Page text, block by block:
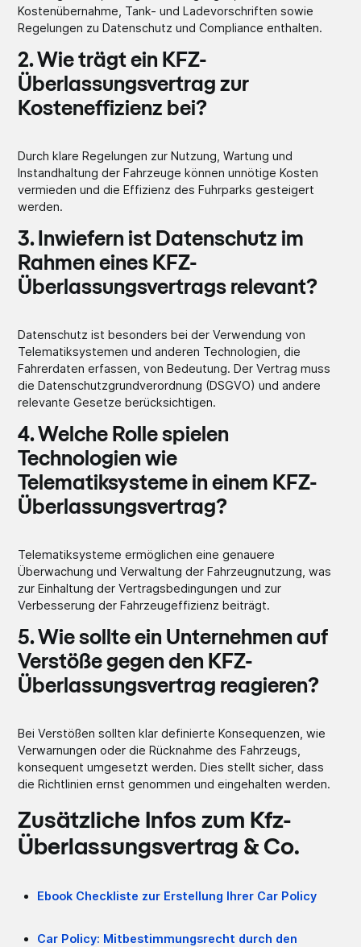
Kostenübernahme, Tank- und Ladevorschriften sowie
Regelungen zu Datenschutz und Compliance enthalten.
2. Wie trägt ein KFZ-
Überlassungsvertrag zur
Kosteneffizienz bei?
Durch klare Regelungen zur Nutzung, Wartung und
Instandhaltung der Fahrzeuge können unnötige Kosten
vermieden und die Effizienz des Fuhrparks gesteigert
werden.
3. Inwiefern ist Datenschutz im
Rahmen eines KFZ-
Überlassungsvertrags relevant?
Datenschutz ist besonders bei der Verwendung von
Telematiksystemen und anderen Technologien, die
Fahrerdaten erfassen, von Bedeutung. Der Vertrag muss
die Datenschutzgrundverordnung (DSGVO) und andere
relevante Gesetze berücksichtigen.
4. Welche Rolle spielen
Technologien wie
Telematiksysteme in einem KFZ-
Überlassungsvertrag?
Telematiksysteme ermöglichen eine genauere
Überwachung und Verwaltung der Fahrzeugnutzung, was
zur Einhaltung der Vertragsbedingungen und zur
Verbesserung der Fahrzeugeffizienz beiträgt.
5. Wie sollte ein Unternehmen auf
Verstöße gegen den KFZ-
Überlassungsvertrag reagieren?
Bei Verstößen sollten klar definierte Konsequenzen, wie
Verwarnungen oder die Rücknahme des Fahrzeugs,
konsequent umgesetzt werden. Dies stellt sicher, dass
die Richtlinien ernst genommen und eingehalten werden.
Zusätzliche Infos zum Kfz-
Überlassungsvertrag & Co.
Ebook Checkliste zur Erstellung Ihrer Car Policy
Car Policy: Mitbestimmungsrecht durch den